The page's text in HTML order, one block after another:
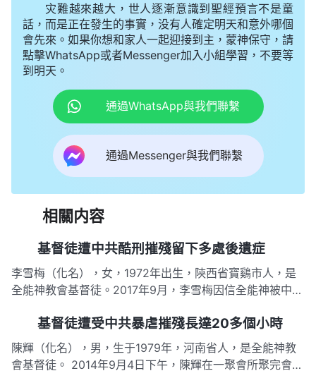
灾難越來越大，世人逐漸意識到聖經預言不是童
話，而是正在發生的事實，没有人確定明天和意外哪個
會先來。如果你想和家人一起迎接到主，蒙神保守，請
點擊WhatsApp或者Messenger加入小組學習，不要等
到明天。
通過WhatsApp與我們聯繫
通過Messenger與我們聯繫
相關内容
基督徒遭中共酷刑摧殘留下多處後遺症
李雪梅（化名），女，1972年出生，陝西省寶鷄市人，是
全能神教會基督徒。2017年9月，李雪梅因信全能神被中共
其眼、頭與後背，用帶鐵扣的皮帶抽其脚，用皮鞋後跟踩碾
其脚趾，還給其打背銬使勁踩壓，致使留下多處後遺症，至
今未愈。 20…
基督徒遭受中共暴虐摧殘長達20多個小時
陳輝（化名），男，生于1979年，河南省人，是全能神教
會基督徒。 2014年9月4日下午，陳輝在一聚會所聚完會剛